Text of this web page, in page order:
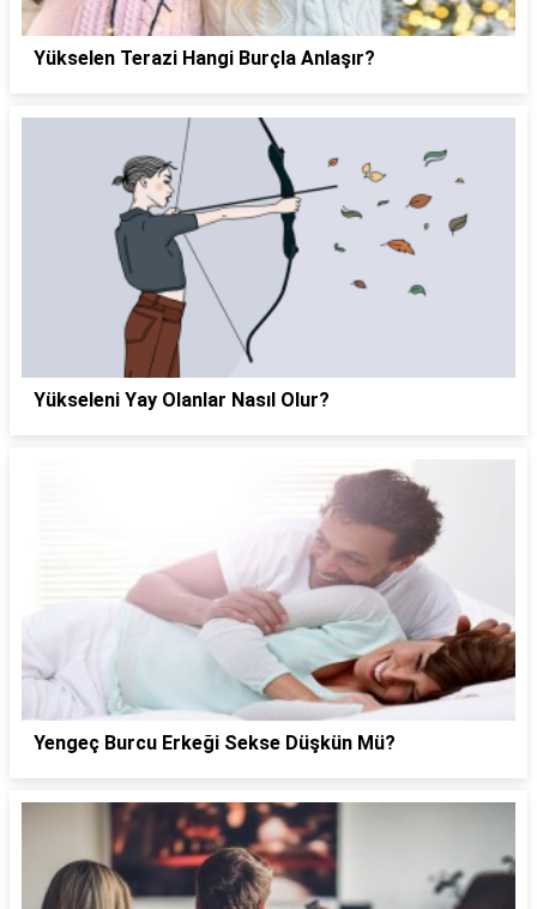
Yükselen Terazi Hangi Burçla Anlaşır?
Yükseleni Yay Olanlar Nasıl Olur?
Yengeç Burcu Erkeği Sekse Düşkün Mü?